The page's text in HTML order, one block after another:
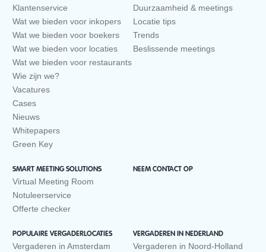
Klantenservice
Wat we bieden voor inkopers
Wat we bieden voor boekers
Wat we bieden voor locaties
Wat we bieden voor restaurants
Wie zijn we?
Vacatures
Cases
Nieuws
Whitepapers
Green Key
Duurzaamheid & meetings
Locatie tips
Trends
Beslissende meetings
SMART MEETING SOLUTIONS
Virtual Meeting Room
Notuleerservice
Offerte checker
NEEM CONTACT OP
POPULAIRE VERGADERLOCATIES
Vergaderen in Amsterdam
VERGADEREN IN NEDERLAND
Vergaderen in Noord-Holland